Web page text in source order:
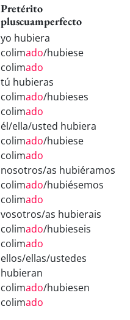
Pretérito
pluscuamperfecto
yo hubiera
colimado/hubiese
colimado
tú hubieras
colimado/hubieses
colimado
él/ella/usted hubiera
colimado/hubiese
colimado
nosotros/as hubiéramos
colimado/hubiésemos
colimado
vosotros/as hubierais
colimado/hubieseis
colimado
ellos/ellas/ustedes
hubieran
colimado/hubiesen
colimado